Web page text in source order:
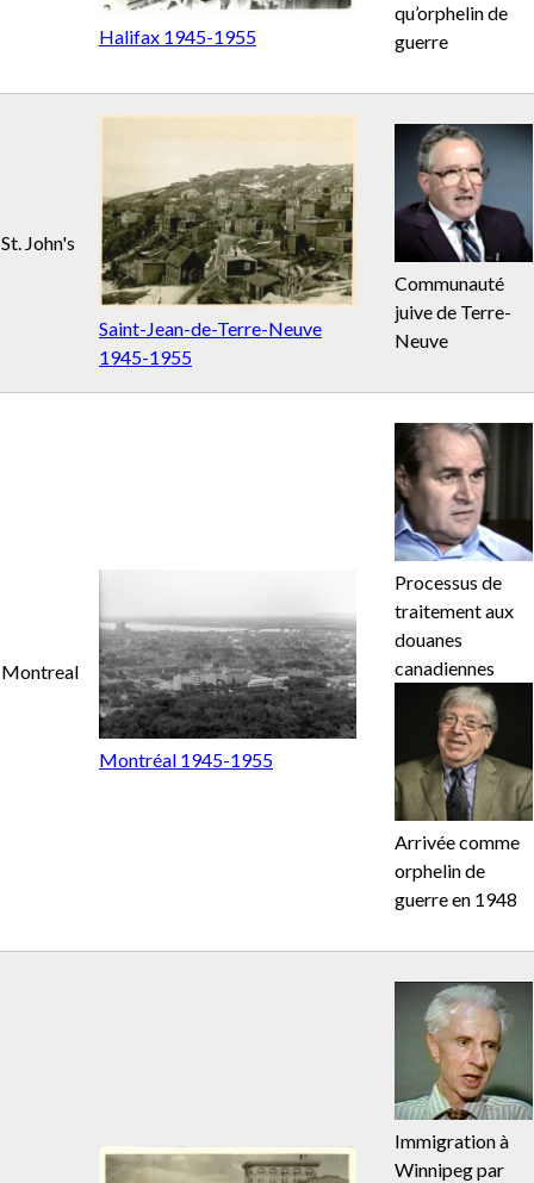
Halifax 1945-1955
qu’orphelin de
guerre
St. John's
Saint-Jean-de-Terre-Neuve
1945-1955
Communauté
juive de Terre-
Neuve
Montreal
Montréal 1945-1955
Processus de
traitement aux
douanes
canadiennes
Arrivée comme
orphelin de
guerre en 1948
Immigration à
Winnipeg par